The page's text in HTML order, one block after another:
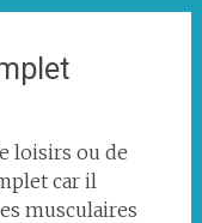
loisirs ou de
car il
musculaires